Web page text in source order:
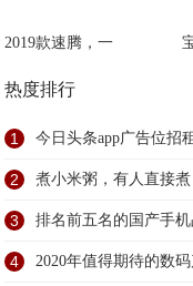
2019款速腾，一
热度排行
1 今日头条app广告位招租
2 煮小米粥，有人直接
3 排名前五名的国产手
4 2020年值得期待的数